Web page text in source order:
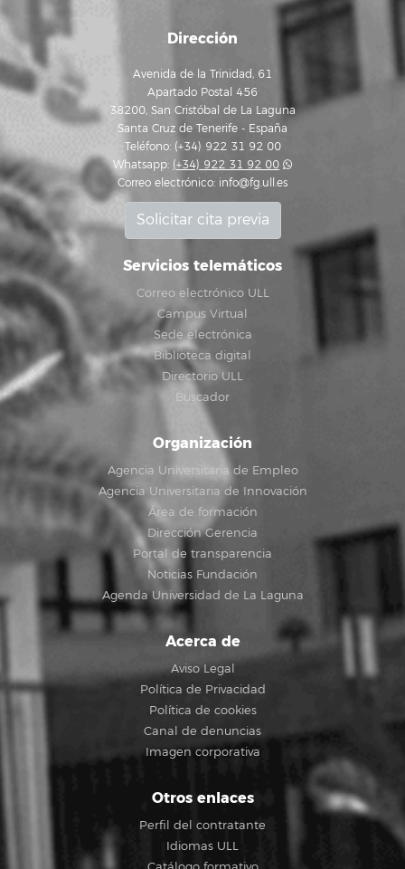
Dirección
Avenida de la Trinidad, 61
Apartado Postal 456
38200, San Cristóbal de La Laguna
Santa Cruz de Tenerife - España
Teléfono: (+34) 922 31 92 00
Whatsapp: (+34) 922 31 92 00
Correo electrónico: info@fg.ull.es
Solicitar cita previa
Servicios telemáticos
Correo electrónico ULL
Campus Virtual
Sede electrónica
Biblioteca digital
Directorio ULL
Buscador
Organización
Agencia Universitaria de Empleo
Agencia Universitaria de Innovación
Área de formación
Dirección Gerencia
Portal de transparencia
Noticias Fundación
Agenda Universidad de La Laguna
Acerca de
Aviso Legal
Política de Privacidad
Política de cookies
Canal de denuncias
Imagen corporativa
Otros enlaces
Perfil del contratante
Idiomas ULL